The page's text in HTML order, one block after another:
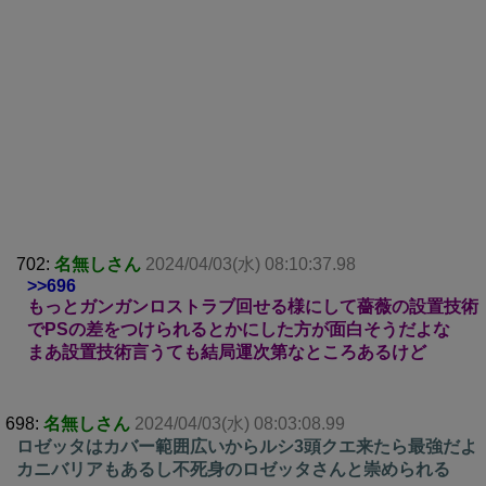
702: 名無しさん 2024/04/03(水) 08:10:37.98
>>696
もっとガンガンロストラブ回せる様にして薔薇の設置技術
でPSの差をつけられるとかにした方が面白そうだよな
まあ設置技術言うても結局運次第なところあるけど
698: 名無しさん 2024/04/03(水) 08:03:08.99
ロゼッタはカバー範囲広いからルシ3頭クエ来たら最強だよ
カニバリアもあるし不死身のロゼッタさんと崇められる